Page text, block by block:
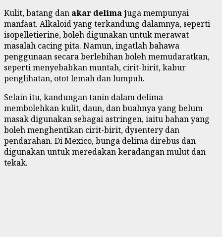
Kulit, batang dan akar delima juga mempunyai
manfaat. Alkaloid yang terkandung dalamnya, seperti
isopelletierine, boleh digunakan untuk merawat
masalah cacing pita. Namun, ingatlah bahawa
penggunaan secara berlebihan boleh memudaratkan,
seperti menyebabkan muntah, cirit-birit, kabur
penglihatan, otot lemah dan lumpuh.
Selain itu, kandungan tanin dalam delima
membolehkan kulit, daun, dan buahnya yang belum
masak digunakan sebagai astringen, iaitu bahan yang
boleh menghentikan cirit-birit, dysentery dan
pendarahan. Di Mexico, bunga delima direbus dan
digunakan untuk meredakan keradangan mulut dan
tekak.